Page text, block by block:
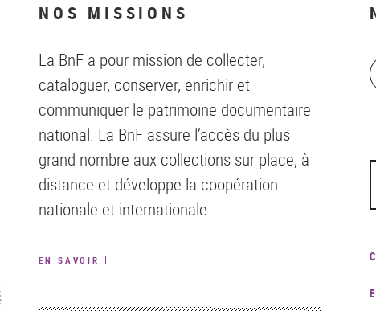
NOS MISSIONS
La BnF a pour mission de collecter,
cataloguer, conserver, enrichir et
communiquer le patrimoine documentaire
national. La BnF assure l’accès du plus
grand nombre aux collections sur place, à
distance et développe la coopération
nationale et internationale.
EN SAVOIR